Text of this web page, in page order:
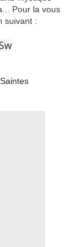
Pour la vous
suivant :